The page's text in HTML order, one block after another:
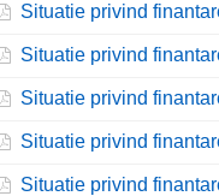
Situatie privind
Situatie privind
Situatie privind
Situatie privind
Situatie privind